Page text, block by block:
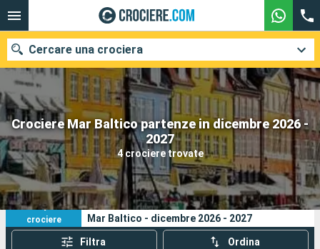
Crociere Mar Baltico partenze in dicembre 2026 -
2027
4 crociere trovate
Cercare una crociera
Le nostre destinazioni
Mesi di partenza
Porti Compagnie
Ricerca
4
crociere
I tuoi criteri di ricerca:
Mar Baltico - dicembre 2026 - 2027
Filtra Ordina